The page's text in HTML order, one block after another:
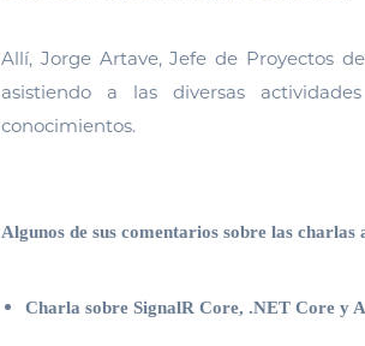
Allí, Jorge Artave, Jefe de Proyectos
asistiendo a las diversas
conocimientos.
Algunos de sus comentarios sobre las charlas
Charla sobre SignalR Core, .NET Core y